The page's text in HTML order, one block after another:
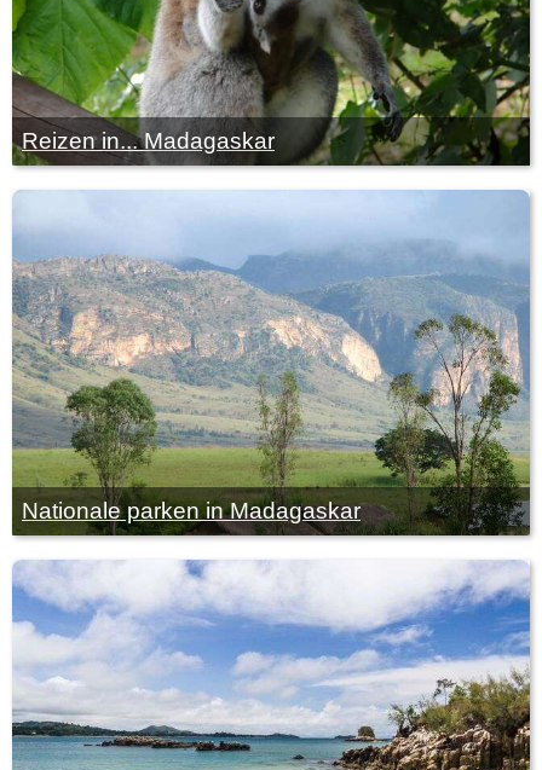
Reizen in... Madagaskar
Nationale parken in Madagaskar